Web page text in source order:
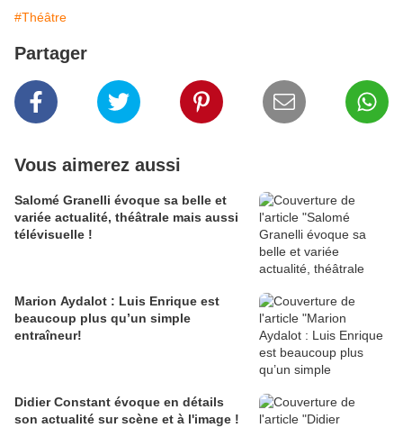
#Théâtre
Partager
Vous aimerez aussi
Salomé Granelli évoque sa belle et
variée actualité, théâtrale mais aussi
télévisuelle !
Marion Aydalot : Luis Enrique est
beaucoup plus qu’un simple
entraîneur!
Didier Constant évoque en détails
son actualité sur scène et à l'image !